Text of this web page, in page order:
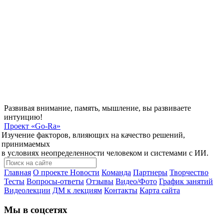
Развивая внимание, память, мышление, вы развиваете
интуицию!
Проект «Go-Ra»
Изучение факторов, влияющих на качество решений,
принимаемых
в условиях неопределенности человеком и системами с ИИ.
Главная О проекте Новости Команда Партнеры Творчество
Тесты Вопросы-ответы Отзывы Видео/Фото График занятий
Видеолекции ДМ к лекциям Контакты Карта сайта
Мы в соцсетях